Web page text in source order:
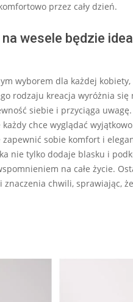
przez cały dzień.
wesele będzie
wyborem dla każdej
rodzaju kreacja wyróżnia
siebie i przyciąga
chce wyglądać
sobie komfort i
nie tylko dodaje blasku i
na całe życie.
chwili, sprawiając,